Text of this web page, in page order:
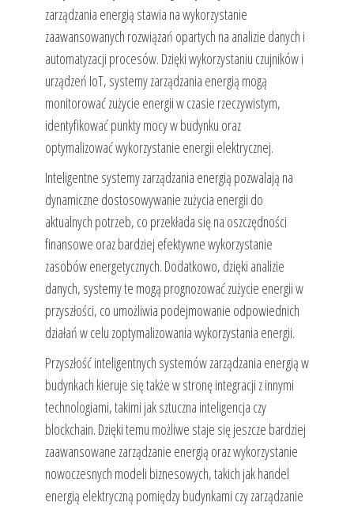
zarządzania energią stawia na wykorzystanie
zaawansowanych rozwiązań opartych na analizie danych i
automatyzacji procesów. Dzięki wykorzystaniu czujników i
urządzeń IoT, systemy zarządzania energią mogą
monitorować zużycie energii w czasie rzeczywistym,
identyfikować punkty mocy w budynku oraz
optymalizować wykorzystanie energii elektrycznej.
Inteligentne systemy zarządzania energią pozwalają na
dynamiczne dostosowywanie zużycia energii do
aktualnych potrzeb, co przekłada się na oszczędności
finansowe oraz bardziej efektywne wykorzystanie
zasobów energetycznych. Dodatkowo, dzięki analizie
danych, systemy te mogą prognozować zużycie energii w
przyszłości, co umożliwia podejmowanie odpowiednich
działań w celu zoptymalizowania wykorzystania energii.
Przyszłość inteligentnych systemów zarządzania energią w
budynkach kieruje się także w stronę integracji z innymi
technologiami, takimi jak sztuczna inteligencja czy
blockchain. Dzięki temu możliwe staje się jeszcze bardziej
zaawansowane zarządzanie energią oraz wykorzystanie
nowoczesnych modeli biznesowych, takich jak handel
energią elektryczną pomiędzy budynkami czy zarządzanie